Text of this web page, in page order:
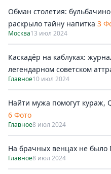
Обман столетия:
раскрыло тайну напитка 3
Москва13 июл 2024
Каскадёр на каблуках:
легендарном советском
Главное10 июл 2024
Найти мужа помогут кураж,
6 Фото
Главное8 июл 2024
На брачных венцах не
Главное8 июл 2024